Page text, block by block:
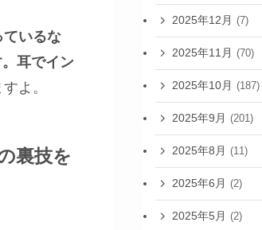
ているな
耳でイン
よ。
裏技を
2025年12月 (7)
2025年11月 (70)
2025年10月 (187)
2025年9月 (201)
2025年8月 (11)
2025年6月 (2)
2025年5月 (2)